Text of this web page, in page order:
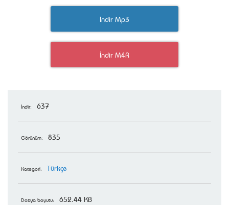
İndir Mp3
İndir M4R
İndir: 637
Görünüm: 835
Kategori: Türkçe
Dosya boyutu: 652.44 KB